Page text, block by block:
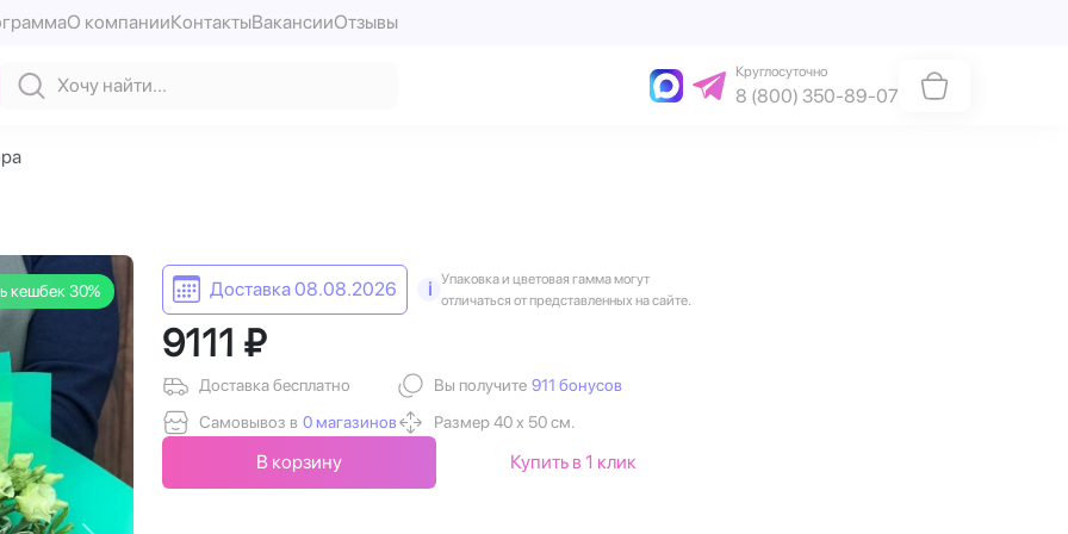
О компанииКонтактыВакансииОтзывы
Круглосуточно
8 (800) 350-89-07
кешбек 30% Доставка 08.08.2026 i
Упаковка и цветовая гамма могут
отличаться от представленных на сайте.
9111 ₽
Доставка бесплатно
Самовывоз в 0 магазинов
Вы получите 911 бонусов
Размер 40 х 50 см.
В корзину Купить в 1 клик